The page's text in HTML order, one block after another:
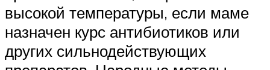
высокой температуры, если маме
назначен курс антибиотиков или
других сильнодействующих